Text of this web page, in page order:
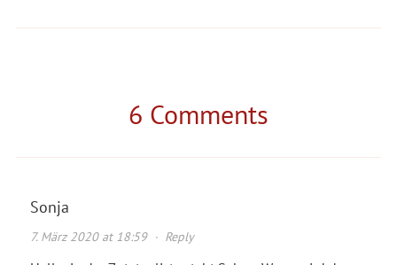
6 Comments
Sonja
7. März 2020 at 18:59· Reply